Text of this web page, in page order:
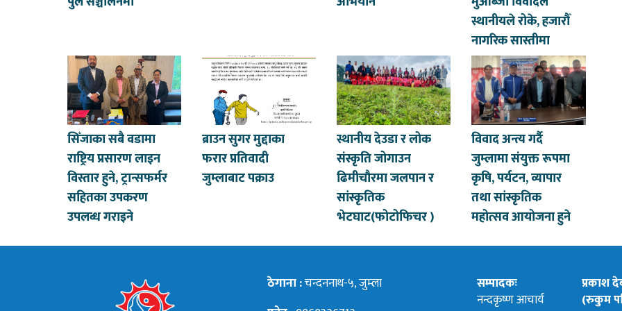
स्थानीयले रोके, हजारौँ
नागरिक सास्तीमा
सिँजाका सबै वडामा
राष्ट्रिय प्रसारण लाइन
विस्तार हुने, ट्रान्सफर्मर
सहितका उपकरण
उपलब्ध गराइने
ब्राउन सुगर मुद्दाका
फरार प्रतिवादी
जुम्लाबाट पक्राउ
स्थानीय देउडा र लोक
संस्कृति जोगाउन
ढिमीचौरमा जलपान र
सांस्कृतिक
भेटघाट(फोटोफिचर )
विवाद अन्त्य गर्दै
जुम्लामा संयुक्त रूपमा
कृषि, पर्यटन, व्यापार
तथा सांस्कृतिक
महोत्सव आयोजना हुने
ठेगाना :चन्दननाथ-५, जुम्ला
सम्पादकः
नन्दकृष्ण आचार्य
प्रकाश
(रुकुम